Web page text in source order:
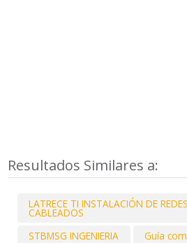
Resultados Similares a:
LATRECE TI INSTALACIÓN DE
CABLEADOS
STBMSG INGENIERIA
Guía